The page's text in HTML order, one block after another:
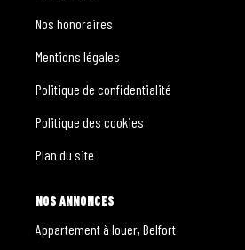
Nos honoraires
Mentions légales
Politique de confidentialité
Politique des cookies
Plan du site
NOS ANNONCES
Appartement à louer, Belfort